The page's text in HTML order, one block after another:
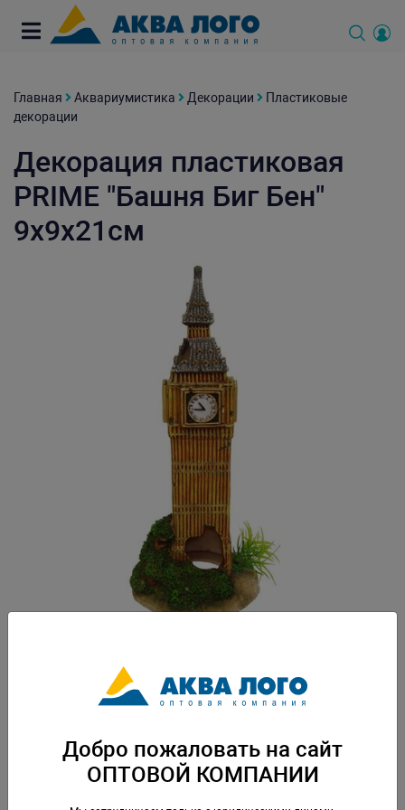
Главная Аквариумистика Декорации
Пластиковые
декорации
Декорация пластиковая
PRIME "Башня Биг Бен"
9x9x21см
Пластиковая декорация для использования в аквариумистике и
Скачать каталогДобро пожаловать на сайт
ОПТОВОЙ КОМПАНИИ